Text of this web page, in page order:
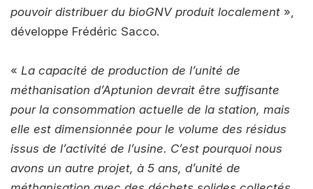
pouvoir distribuer du bioGNV produit localement »,
développe Frédéric Sacco.
« La capacité de production de l’unité de
méthanisation d’Aptunion devrait être suffisante
pour la consommation actuelle de la station, mais
elle est dimensionnée pour le volume des résidus
issus de l’activité de l’usine. C’est pourquoi nous
avons un autre projet, à 5 ans, d’unité de